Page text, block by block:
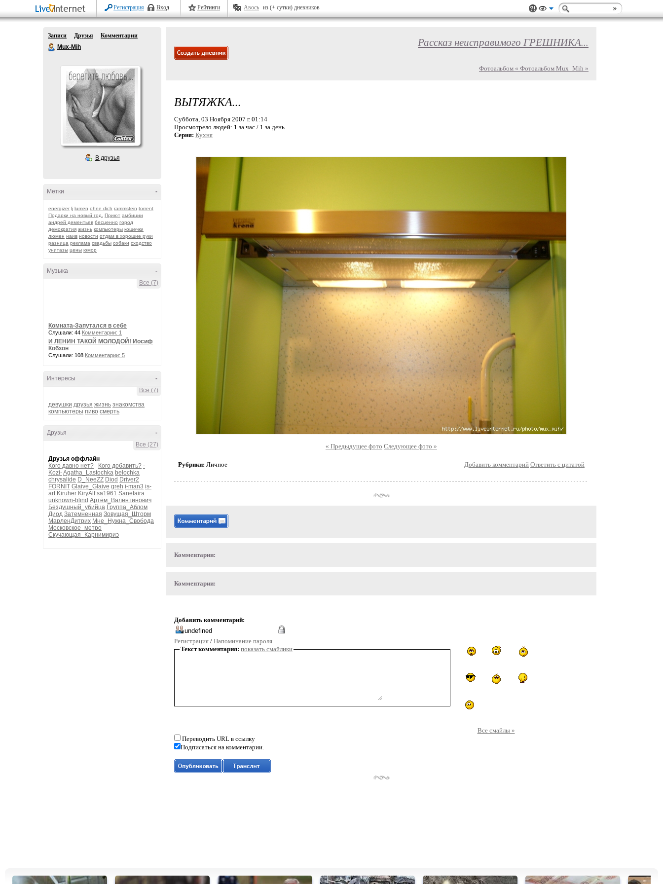
Регистрация Вход Рейтинги Авось из (+ сутки) дневников
Записи Друзья
Комментарии
Mux-Mih
В друзья
-
Метки
energizer lj lumen ohne dich rammstein torrent
Подарки на новый год.
Приют амбиции
андрей дементьев бесценно город
демократия жизнь компьютеры кошечки
люмен наив новости отдам в хорошие руки
разница реклама свадьбы собаки сходство
унитазы цены юмор
-
Музыка
Все (7)
Комната-Запутался в себе
Слушали: 44 Комментарии: 1
И ЛЕНИН ТАКОЙ МОЛОДОЙ! Иосиф
Кобзон
Слушали: 108 Комментарии: 5
-
Интересы
Все (7)
девушки друзья жизнь знакомства
компьютеры пиво смерть
-
Друзья
Все (27)
Друзья оффлайн
Кого давно нет?
Кого добавить? -
Kozi-Agatha_Lastochka belochka
chrysalide D_NeeZZ Diod Driver2
FORNIT Glaive_Glaive greh i-man3 is-
art Kiruher KiryAlf sa1961 Sanefaira
unknown-blind Артём_Валентинович
Бездушный_убийца Группа_Аблом
Диод Затемненная Зовущая_Шторм
МарленДитрих Мне_Нужна_Свобода
Московское_метро
Скучающая_Карнимириэ
Рассказ неисправимого ГРЕШНИКА...
Фотоальбом « Фотоальбом Mux_Mih »
ВЫТЯЖКА...
Суббота, 03 Ноября 2007 г. 01:14
Просмотрело людей: 1 за час / 1 за день
Серия: Кухня
« Предыдущее фото Следующее фото »
Рубрики: Личное Добавить комментарий Ответить с цитатой
Комментарии:
Комментарии:
Добавить комментарий:
Регистрация / Напоминание пароля
Текст комментария: показать смайлики
Все смайлы »
Переводить URL в ссылку
Подписаться на комментарии.